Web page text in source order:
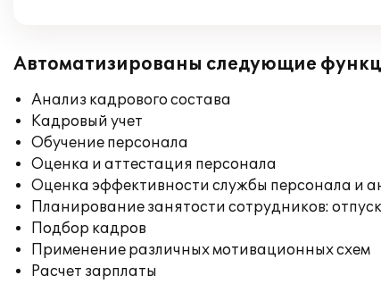
Автоматизированы следующие
Анализ кадрового состава
Кадровый учет
Обучение персонала
Оценка и аттестация персонала
Оценка эффективности службы персонала и
Планирование занятости сотрудников:
Подбор кадров
Применение различных мотивационных схем
Расчет зарплаты